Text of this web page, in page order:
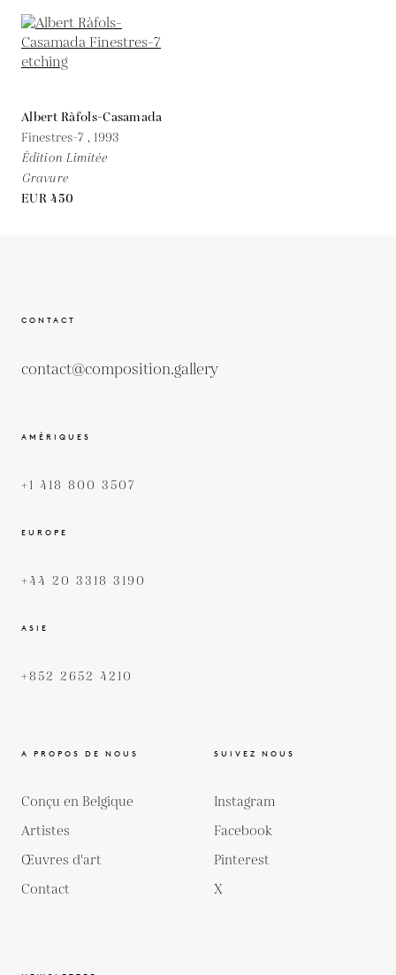
Albert Ràfols-Casamada
Finestres-7 , 1993
Édition Limitée
Gravure
EUR 450
CONTACT
contact@composition.gallery
AMÉRIQUES
+1 418 800 3507
EUROPE
+44 20 3318 3190
ASIE
+852 2652 4210
A PROPOS DE NOUS
Conçu en Belgique
Artistes
Œuvres d'art
Contact
SUIVEZ NOUS
Instagram
Facebook
Pinterest
X